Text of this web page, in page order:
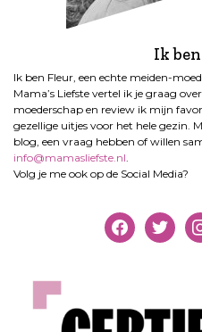
Ik
Ik ben Fleur, een echte meiden-
Mama’s Liefste vertel ik je graag
moederschap en review ik mijn
gezellige uitjes voor het hele gezin.
blog, een vraag hebben of willen
info@mamasliefste.nl.
Volg je me ook op de Social Media?
facebooktwitter